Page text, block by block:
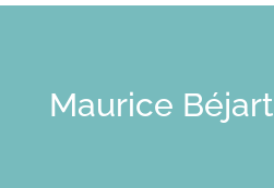
Maurice Béjart